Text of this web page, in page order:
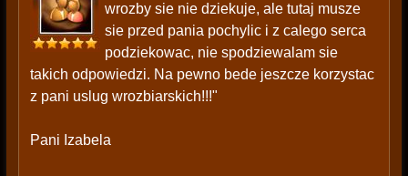
wrozby sie nie dziekuje, ale tutaj musze
sie przed pania pochylic i z calego serca
podziekowac, nie spodziewalam sie
takich odpowiedzi. Na pewno bede jeszcze korzystac
z pani uslug wrozbiarskich!!!"
Pani Izabela